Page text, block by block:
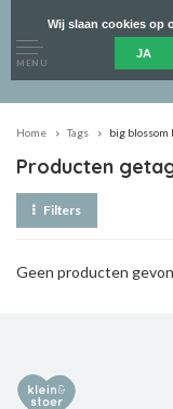
MENU
Home Tags big blossom
Producten
Filters
Geen producten
Wij slaan cookies op
JA